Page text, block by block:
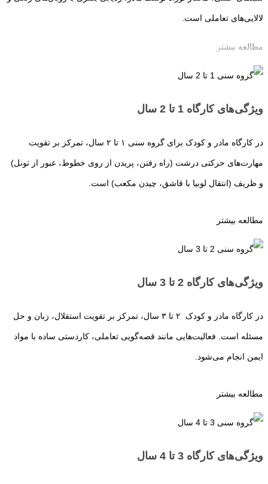
لالایی‌های تعاملی است.
مطالعه بیشتر
ویژگی‌های کارگاه 1 تا 2 سال
در کارگاه مادر و کودک برای گروه سنی ۱ تا ۲ سال، تمرکز بر تقویت
مهارت‌های حرکتی درشت (راه رفتن، پریدن از روی خطوط، عبور از تونل)
و ظریف (انتقال لوبیا با قاشق، چیدن مکعب) است.
مطالعه بیشتر
ویژگی‌های کارگاه 2 تا 3 سال
در کارگاه مادر و کودک ۲ تا ۳ سال، تمرکز بر تقویت استقلال، زبان و حل
مسئله است. فعالیت‌هایی مانند قصه‌گویی تعاملی، کاردستی ساده با مواد
ایمن انجام می‌شود.
مطالعه بیشتر
ویژگی‌های کارگاه 3 تا 4 سال